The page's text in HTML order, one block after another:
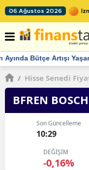
06 Ağustos 2026
22:24 TCMB'nin
/ Hisse Senedi
BFREN
Son Güncelleme
10:29
DEĞİŞİM
-0,16%